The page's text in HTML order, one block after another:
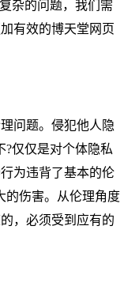
杂的问题，我们需
有效的博天堂网页
问题。侵犯他人隐
?仅仅是对个体隐私
为违背了基本的伦
的伤害。从伦理角度
，必须受到应有的